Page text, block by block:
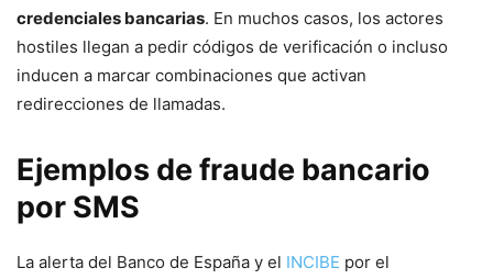
credenciales bancarias. En muchos casos, los actores
hostiles llegan a pedir códigos de verificación o incluso
inducen a marcar combinaciones que activan
redirecciones de llamadas.
Ejemplos de fraude bancario
por SMS
La alerta del Banco de España y el INCIBE por el